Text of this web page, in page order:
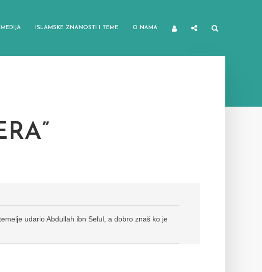
ISLAMSKE ZNANOSTI I TEME O NAMA
udario Abdullah ibn Selul, a dobro znaš ko je